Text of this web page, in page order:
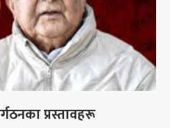
प्रस्तावहरू